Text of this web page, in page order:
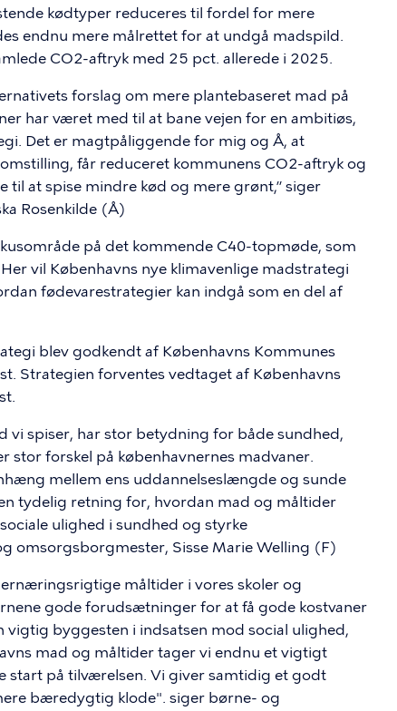
kødtyper reduceres til fordel for mere
endnu mere målrettet for at undgå madspild.
CO2-aftryk med 25 pct. allerede i 2025.
forslag om mere plantebaseret mad på
har været med til at bane vejen for en ambitiøs,
Det er magtpåliggende for mig og Å, at
får reduceret kommunens CO2-aftryk og
til at spise mindre kød og mere grønt,” siger
Rosenkilde (Å)
på det kommende C40-topmøde, som
vil Københavns nye klimavenlige madstrategi
fødevarestrategier kan indgå som en del af
blev godkendt af Københavns Kommunes
Strategien forventes vedtaget af Københavns
vi spiser, har stor betydning for både sundhed,
stor forskel på københavnernes madvaner.
mellem ens uddannelseslængde og sunde
tydelig retning for, hvordan mad og måltider
ulighed i sundhed og styrke
omsorgsborgmester, Sisse Marie Welling (F)
måltider i vores skoler og
gode forudsætninger for at få gode kostvaner
vigtig byggesten i indsatsen mod social ulighed,
mad og måltider tager vi endnu et vigtigt
start på tilværelsen. Vi giver samtidig et godt
bæredygtig klode". siger børne- og